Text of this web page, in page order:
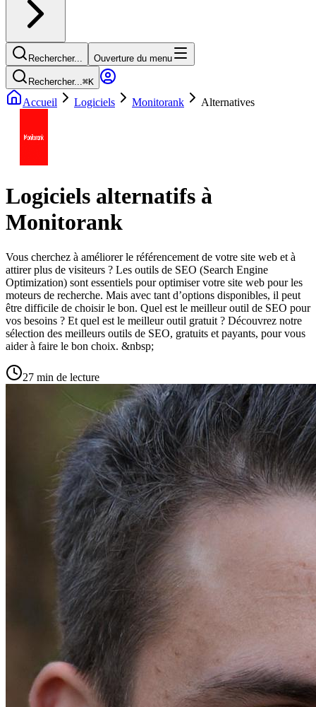
Rechercher... Ouverture du menu
Rechercher...⌘K
Accueil Logiciels Monitorank Alternatives
Logiciels alternatifs à
Monitorank
Vous cherchez à améliorer le référencement de votre site web et à
attirer plus de visiteurs ? Les outils de SEO (Search Engine
Optimization) sont essentiels pour optimiser votre site web pour les
moteurs de recherche. Mais avec tant d’options disponibles, il peut
être difficile de choisir le bon. Quel est le meilleur outil de SEO pour
vos besoins ? Et quel est le meilleur outil gratuit ? Découvrez notre
sélection des meilleurs outils de SEO, gratuits et payants, pour vous
aider à faire le bon choix. &nbsp;
27 min de lecture